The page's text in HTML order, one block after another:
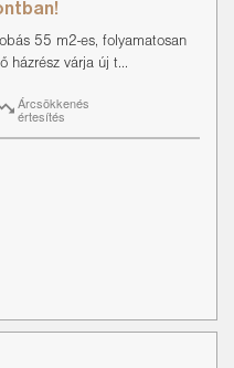
55 m2-es, folyamatosan
házrész várja új t...
Árcsökkenés
értesítés